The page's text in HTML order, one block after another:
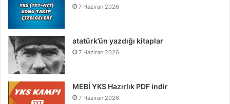
7 Haziran 2026
atatürk’ün yazdığı kitaplar
7 Haziran 2026
MEBİ YKS Hazırlık PDF indir
7 Haziran 2026